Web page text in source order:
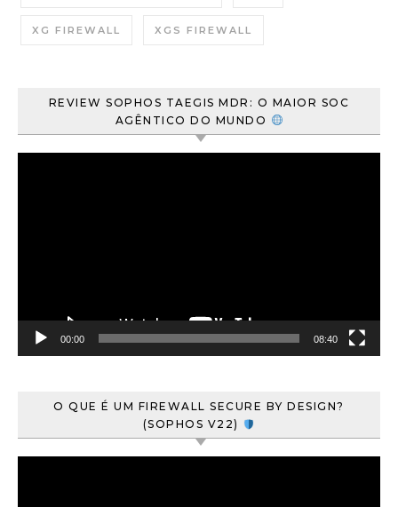
XG FIREWALL XGS FIREWALL
REVIEW SOPHOS TAEGIS MDR: O MAIOR SOC
AGÊNTICO DO MUNDO
00:00 08:40
O QUE É UM FIREWALL SECURE BY DESIGN?
(SOPHOS V22)